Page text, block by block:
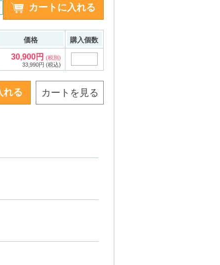
価格 購入個数
30,900円(税別)
33,990円 (税込)
カートを見る